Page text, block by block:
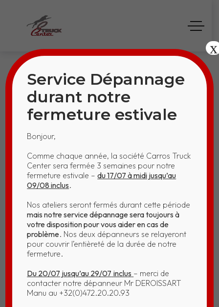
KO 13640 – HLS
(CARLSBERG)
Home KO 13640 – HLS (CARLSBERG)
Service Dépannage
durant notre
fermeture estivale
Bonjour,
Comme chaque année, la société Carros Truck
Center sera fermée 3 semaines pour notre
fermeture estivale –du 17/07 à midi jusqu’au
09/08 inclus.
Nos ateliers seront fermés durant cette période
mais notre service dépannage sera toujours à
votre disposition pour vous aider en cas de
problème. Nos deux dépanneurs se relayeront
pour couvrir l’entièreté de la durée de notre
fermeture.
Du 20/07 jusqu’au 29/07 inclus – merci de
contacter notre dépanneur Mr DEROISSART
Manu au +32(0)472.20.20.93
x